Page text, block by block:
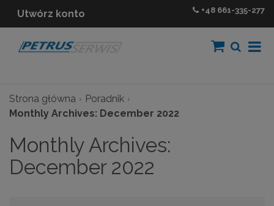
Utwórz konto +48 661-335-277
Strona główna
Poradnik
Monthly Archives: December 2022
Monthly Archives:
December 2022